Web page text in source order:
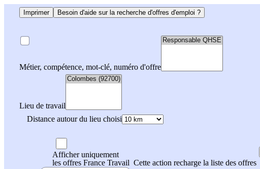
Imprimer Besoin d'aide sur la recherche d'offres d'emploi ?
Métier, compétence, mot-clé, numéro d'offre
Lieu de travail
Distance autour du lieu choisi
Afficher uniquement
les offres France Travail Cette action recharge la liste des offres